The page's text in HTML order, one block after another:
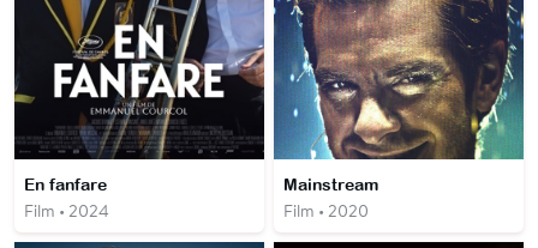
En fanfare
Film • 2024
Mainstream
Film • 2020